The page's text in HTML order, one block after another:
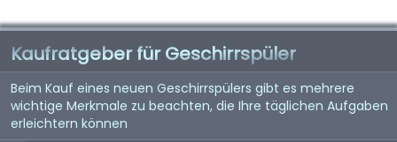
Kaufratgeber für Geschirrspüler
Beim Kauf eines neuen Geschirrspülers gibt es mehrere
wichtige Merkmale zu beachten, die Ihre täglichen Aufgaben
erleichtern können